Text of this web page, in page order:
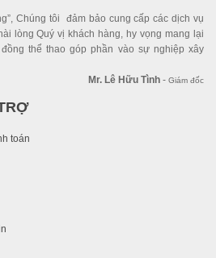
Chúng tôi đảm bảo cung cấp các dịch vụ
lòng Quý vị khách hàng, hy vọng mang lại
thể thao góp phần vào sự nghiệp xây
Mr. Lê Hữu Tình - Giám đốc
toán